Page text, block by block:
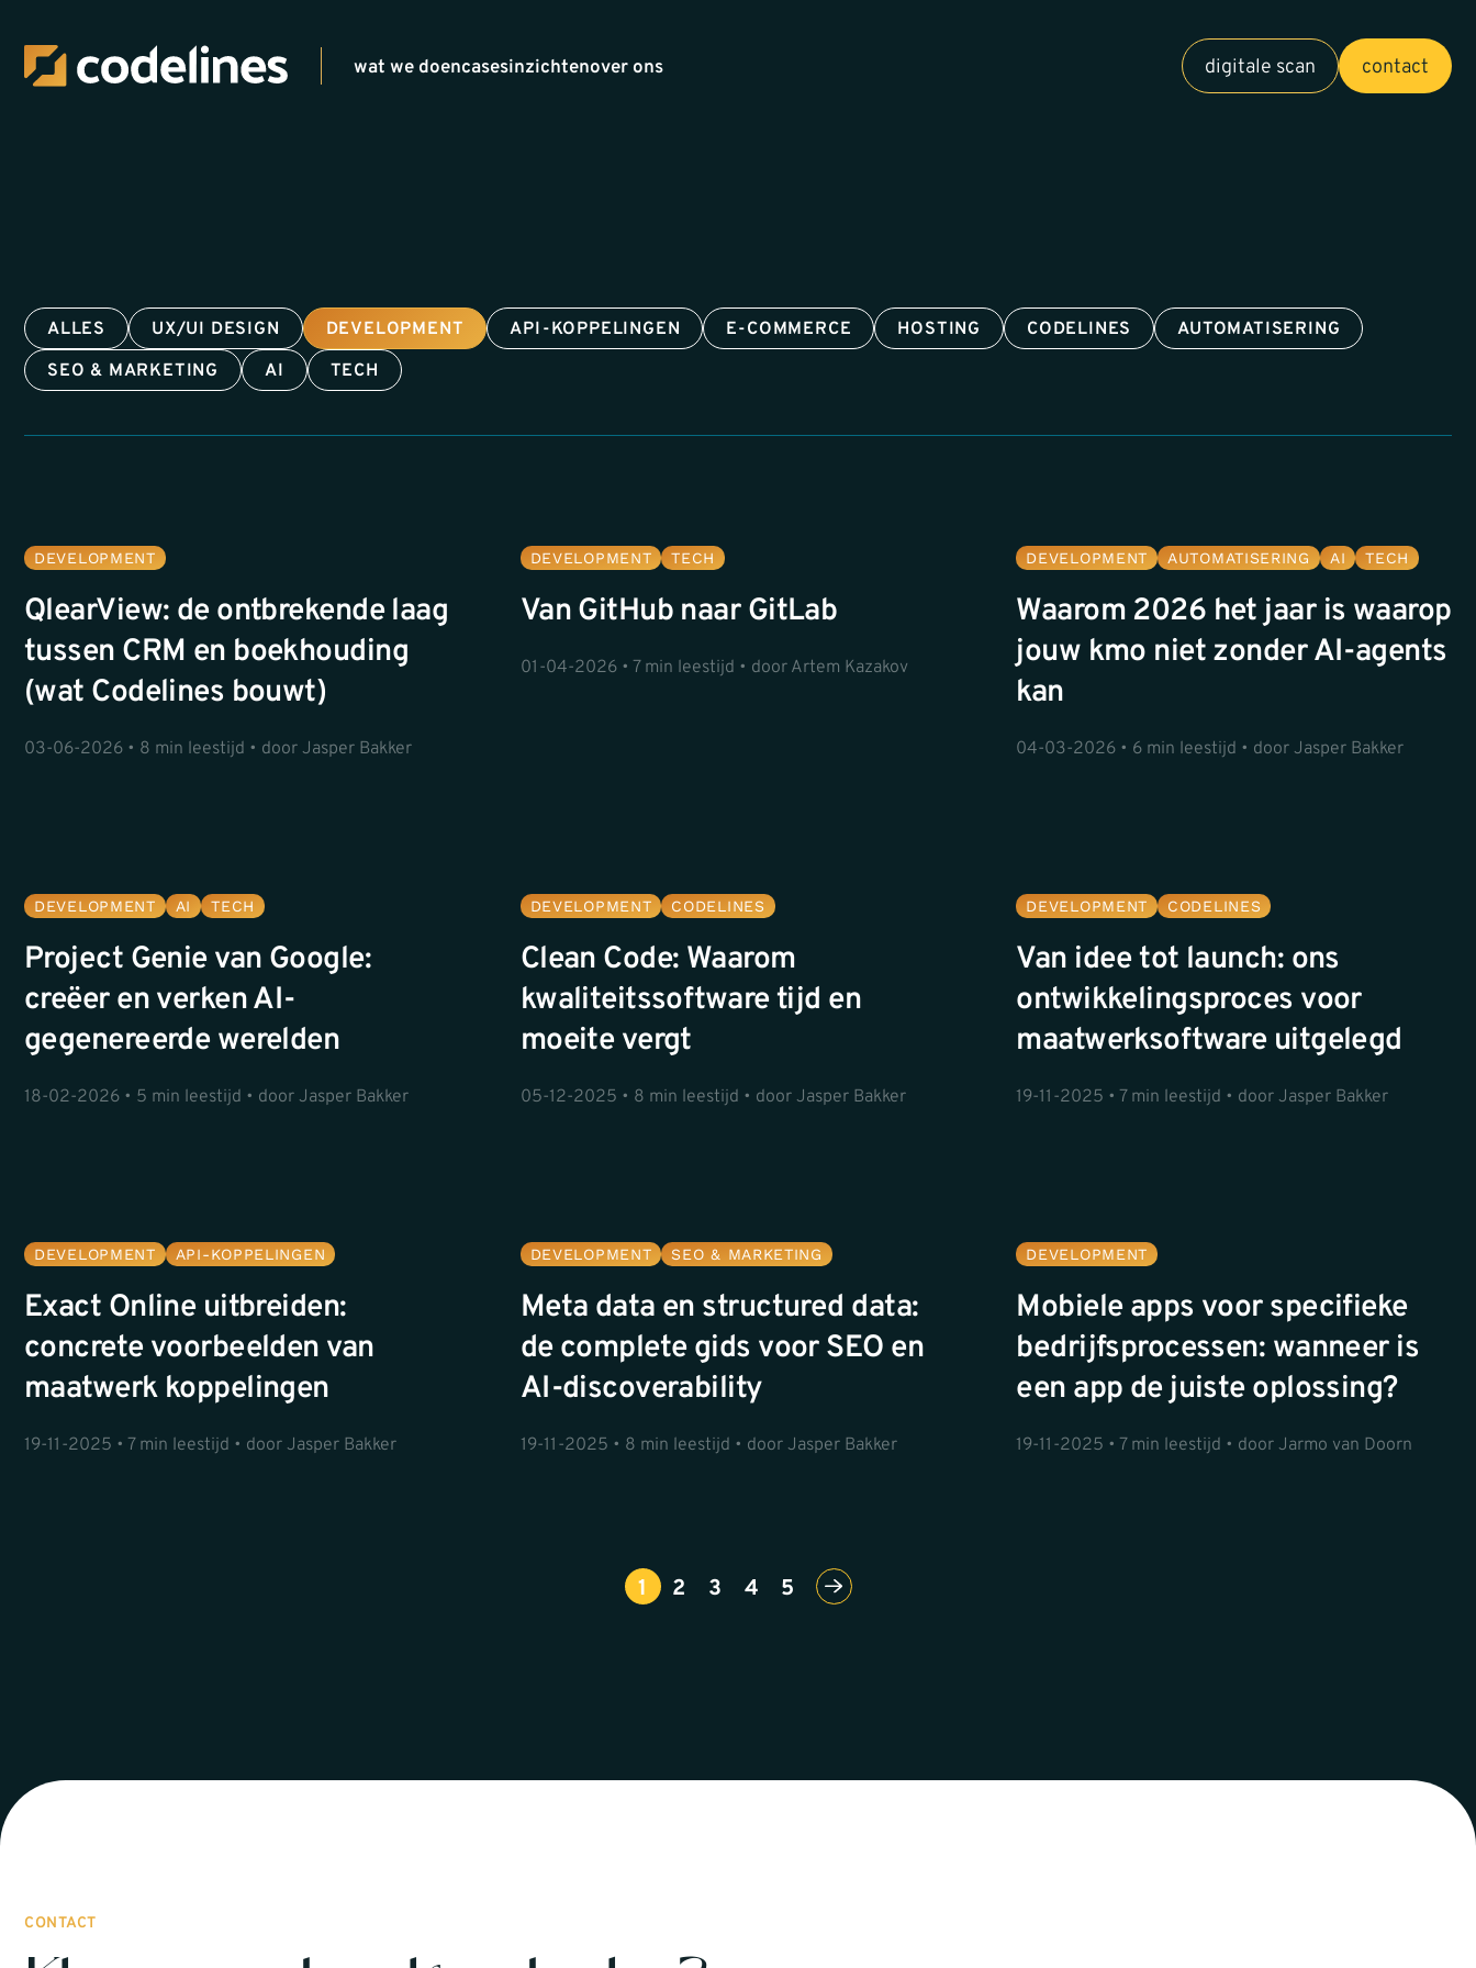
wat we doencasesinzichtenover ons digitale scan contact
ALLES UX/UI DESIGN DEVELOPMENT API-KOPPELINGEN E-COMMERCE HOSTING CODELINES
AUTOMATISERING
SEO & MARKETING
AI TECH
DEVELOPMENT
QlearView: de ontbrekende laag
tussen CRM en boekhouding
(wat Codelines bouwt)
03-06-2026 • 8 min leestijd • door Jasper Bakker
DEVELOPMENT TECH
Van GitHub naar GitLab
01-04-2026 • 7 min leestijd • door Artem Kazakov
DEVELOPMENT AUTOMATISERING AI TECH
Waarom 2026 het jaar is waarop
jouw kmo niet zonder AI-agents
kan
04-03-2026 • 6 min leestijd • door Jasper Bakker
DEVELOPMENT AI TECH
Project Genie van Google:
creëer en verken AI-
gegenereerde werelden
18-02-2026 • 5 min leestijd • door Jasper Bakker
DEVELOPMENT CODELINES
Clean Code: Waarom
kwaliteitssoftware tijd en
moeite vergt
05-12-2025 • 8 min leestijd • door Jasper Bakker
DEVELOPMENT CODELINES
Van idee tot launch: ons
ontwikkelingsproces voor
maatwerksoftware uitgelegd
19-11-2025 • 7 min leestijd • door Jasper Bakker
DEVELOPMENT API-KOPPELINGEN
Exact Online uitbreiden:
concrete voorbeelden van
maatwerk koppelingen
19-11-2025 • 7 min leestijd • door Jasper Bakker
DEVELOPMENT SEO & MARKETING
Meta data en structured data:
de complete gids voor SEO en
AI-discoverability
19-11-2025 • 8 min leestijd • door Jasper Bakker
DEVELOPMENT
Mobiele apps voor specifieke
bedrijfsprocessen: wanneer is
een app de juiste oplossing?
19-11-2025 • 7 min leestijd • door Jarmo van Doorn
1 2 3 4 5
CONTACT